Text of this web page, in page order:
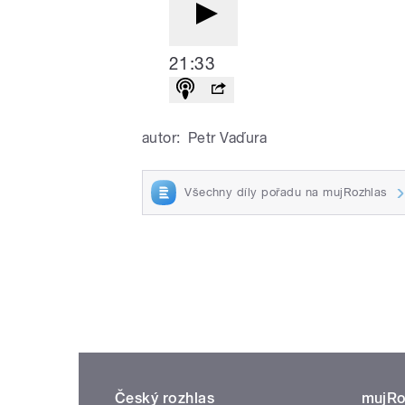
21:33
autor: Petr Vaďura
Všechny díly pořadu na mujRozhlas
Český rozhlas